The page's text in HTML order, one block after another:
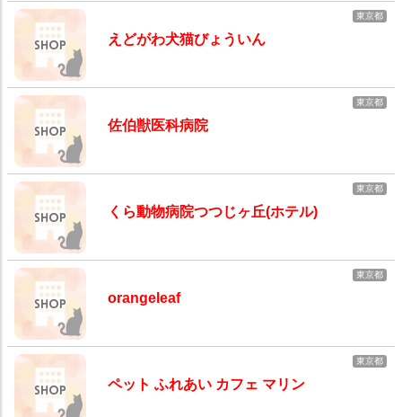
東京都
えどがわ犬猫びょういん
東京都
佐伯獣医科病院
東京都
くら動物病院つつじヶ丘(ホテル)
東京都
orangeleaf
東京都
ペット ふれあい カフェ マリン